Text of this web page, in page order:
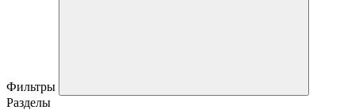
Фильтры
Разделы